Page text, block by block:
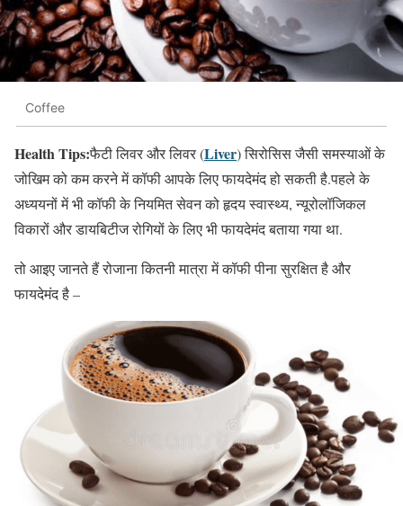
Coffee
Health Tips:फैटी लिवर और लिवर (Liver) सिरोसिस जैसी समस्याओं के
जोखिम को कम करने में कॉफी आपके लिए फायदेमंद हो सकती है.पहले के
अध्ययनों में भी कॉफी के नियमित सेवन को हृदय स्वास्थ्य, न्यूरोलॉजिकल
विकारों और डायबिटीज रोगियों के लिए भी फायदेमंद बताया गया था.
तो आइए जानते हैं रोजाना कितनी मात्रा में कॉफी पीना सुरक्षित है और
फायदेमंद है –